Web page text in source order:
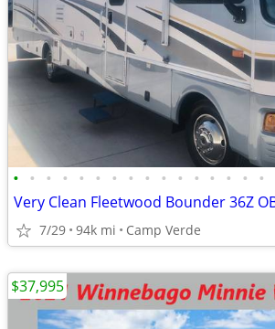
• • • • • • • • • • • • • • • •
Very Clean Fleetwood Bounder 36Z
7/29 94k mi Camp Verde
$37,995